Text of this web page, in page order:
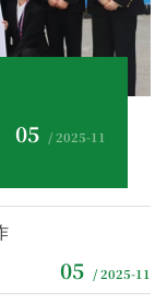
05 / 2025-11
05 / 2025-11